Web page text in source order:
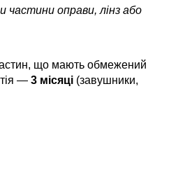
частини оправи, лінз або
що мають обмежений
— 3 місяці (завушники,